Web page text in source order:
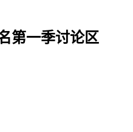
第一季讨论区